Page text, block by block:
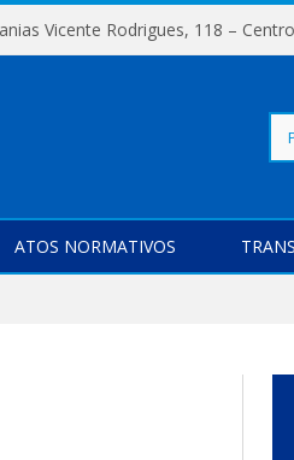
Vicente Rodrigues, 118 –
ATOS NORMATIVOS